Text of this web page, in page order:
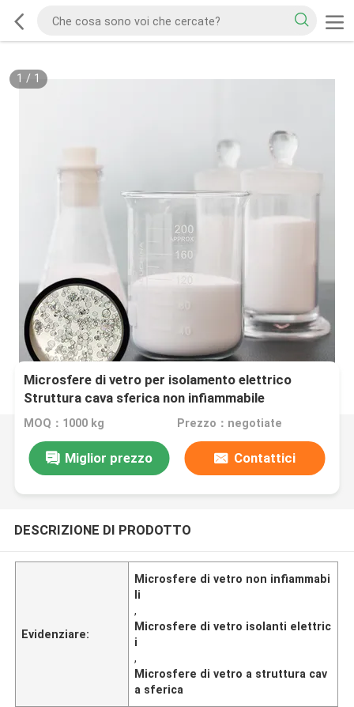
1 / 1
Microsfere di vetro per isolamento elettrico
Struttura cava sferica non infiammabile
MOQ：1000 kg Prezzo：negotiate
Miglior prezzo Contattici
DESCRIZIONE DI PRODOTTO
Evidenziare:
Microsfere di vetro non infiammabi
li
,
Microsfere di vetro isolanti elettric
i
,
Microsfere di vetro a struttura cav
a sferica